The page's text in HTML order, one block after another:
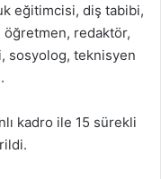
eğitimcisi, diş tabibi,
redaktör,
sosyolog, teknisyen
kadro ile 15 sürekli